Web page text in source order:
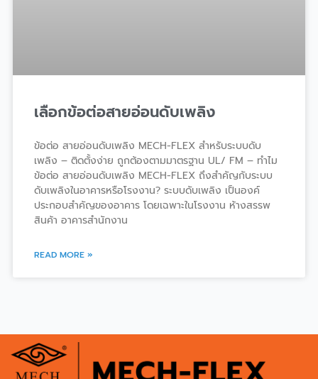
เลือกข้อต่อสายอ่อนดับเพลิง
ข้อต่อ สายอ่อนดับเพลิง MECH-FLEX สำหรับระบบดับ
เพลิง – ติดตั้งง่าย ถูกต้องตามมาตรฐาน UL/ FM – ทำไม
ข้อต่อ สายอ่อนดับเพลิง MECH-FLEX ถึงสำคัญกับระบบ
ดับเพลิงในอาคารหรือโรงงาน? ระบบดับเพลิง เป็นองค์
ประกอบสำคัญของอาคาร โดยเฉพาะในโรงงาน ห้างสรรพ
สินค้า อาคารสำนักงาน
READ MORE »